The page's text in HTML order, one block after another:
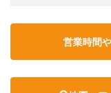
営業時間